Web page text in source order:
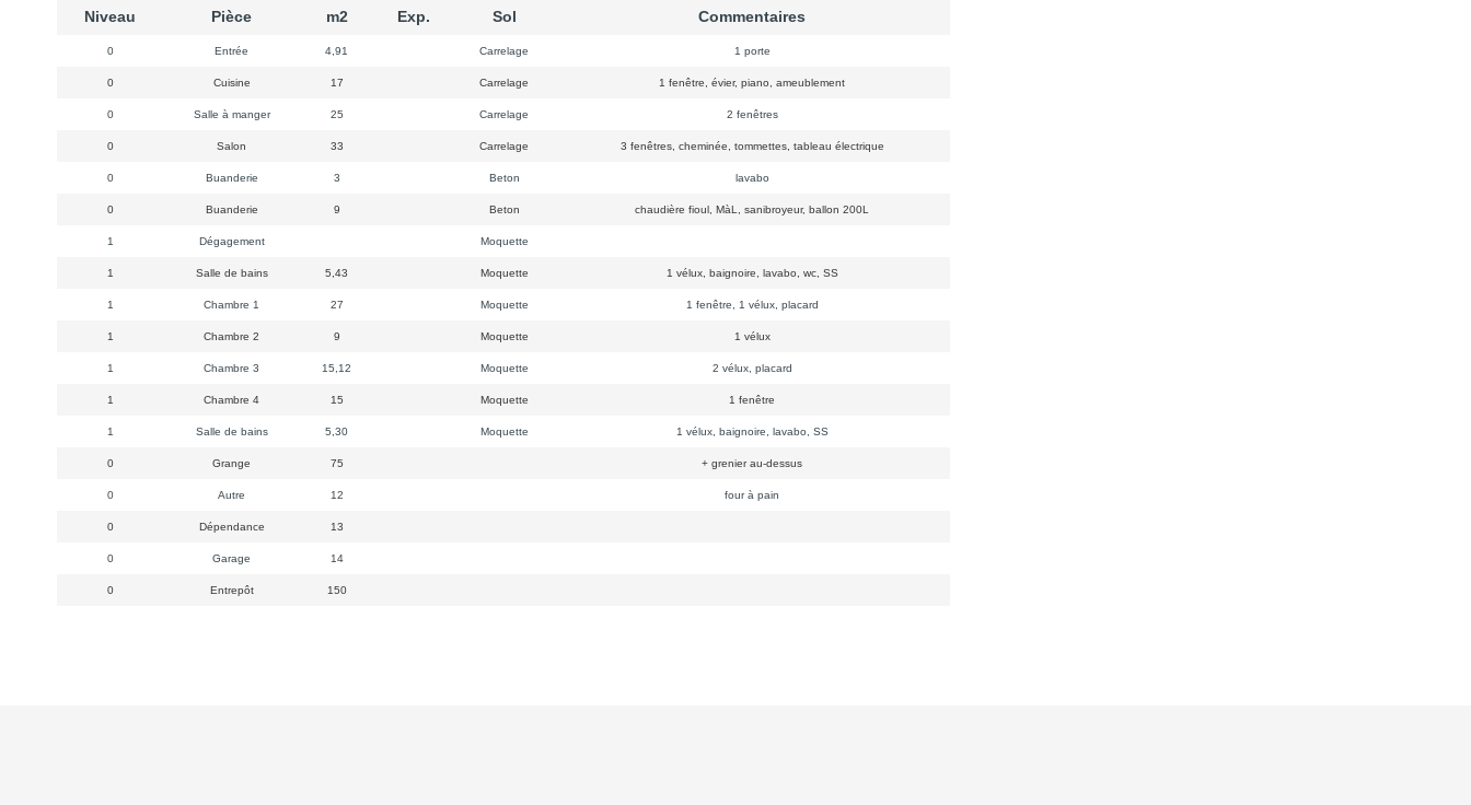
Niveau Pièce m2 Exp. Sol Commentaires
0 Entrée 4,91 Carrelage 1 porte
0 Cuisine 17 Carrelage 1 fenêtre, évier, piano, ameublement
0 Salle à manger 25 Carrelage 2 fenêtres
0 Salon 33 Carrelage 3 fenêtres, cheminée, tommettes, tableau électrique
0 Buanderie 3 Beton lavabo
0 Buanderie 9 Beton chaudière fioul, MàL, sanibroyeur, ballon 200L
1 Dégagement Moquette
1 Salle de bains 5,43 Moquette 1 vélux, baignoire, lavabo, wc, SS
1 Chambre 1 27 Moquette 1 fenêtre, 1 vélux, placard
1 Chambre 2 9 Moquette 1 vélux
1 Chambre 3 15,12 Moquette 2 vélux, placard
1 Chambre 4 15 Moquette 1 fenêtre
1 Salle de bains 5,30 Moquette 1 vélux, baignoire, lavabo, SS
0 Grange 75 + grenier au-dessus
0 Autre 12 four à pain
0 Dépendance 13
0 Garage 14
0 Entrepôt 150